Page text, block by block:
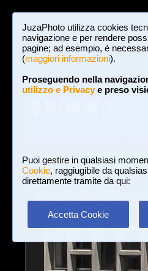
JuzaPhoto utilizza cookies
navigazione e per rendere
pagine; ad esempio, è
(maggiori informazioni).
Proseguendo nella
utilizzo e Privacye preso
Puoi gestire in qualsiasi
Cookie, raggiugibile da
direttamente tramite da qui:
Accetta Cookie
Login Iscriviti a
Gallerie»Fotogiornalismo /